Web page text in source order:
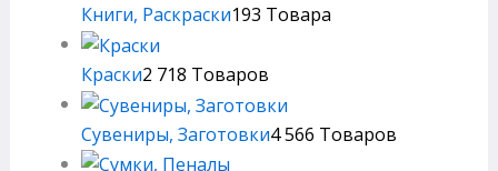
Книги, Раскраски193 Товара
Краски2 718 Товаров
Сувениры, Заготовки4 566 Товаров